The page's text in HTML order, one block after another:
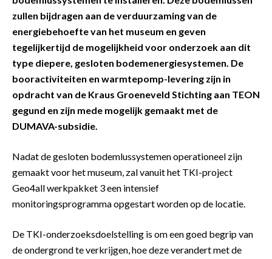
zullen bijdragen aan de verduurzaming van de
energiebehoefte van het museum en geven
tegelijkertijd de mogelijkheid voor onderzoek aan dit
type diepere, gesloten bodemenergiesystemen. De
booractiviteiten en warmtepomp-levering zijn in
opdracht van de Kraus Groeneveld Stichting aan TEON
gegund en zijn mede mogelijk gemaakt met de
DUMAVA-subsidie.
Nadat de gesloten bodemlussystemen operationeel zijn
gemaakt voor het museum, zal vanuit het TKI-project
Geo4all werkpakket 3 een intensief
monitoringsprogramma opgestart worden op de locatie.
De TKI-onderzoeksdoelstelling is om een goed begrip van
de ondergrond te verkrijgen, hoe deze verandert met de